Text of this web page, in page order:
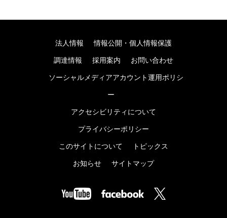
法人情報 情報公開・個人情報保護
調達情報 採用案内 お問い合わせ
ソーシャルメディアアカウント運用ポリシ
ー
アクセシビリティについて
プライバシーポリシー
このサイトについて トピックス
お知らせ サイトマップ